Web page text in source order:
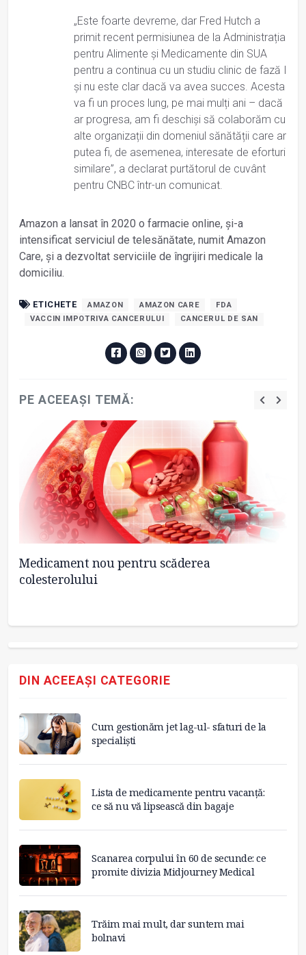
„Este foarte devreme, dar Fred Hutch a
primit recent permisiunea de la Administrația
pentru Alimente și Medicamente din SUA
pentru a continua cu un studiu clinic de fază I
și nu este clar dacă va avea succes. Acesta
va fi un proces lung, pe mai mulți ani – dacă
ar progresa, am fi deschiși să colaborăm cu
alte organizații din domeniul sănătății care ar
putea fi, de asemenea, interesate de eforturi
similare”, a declarat purtătorul de cuvânt
pentru CNBC într-un comunicat.
Amazon a lansat în 2020 o farmacie online, și-a
intensificat serviciul de telesănătate, numit Amazon
Care, și a dezvoltat serviciile de îngrijiri medicale la
domiciliu.
ETICHETE AMAZON AMAZON CARE
FDA
VACCIN IMPOTRIVA CANCERULUI
CANCERUL DE SAN
PE ACEEAȘI TEMĂ:
Medicament nou pentru scăderea
colesterolului
DIN ACEEAȘI CATEGORIE
Cum gestionăm jet lag-ul- sfaturi de la
specialiști
Lista de medicamente pentru vacanță:
ce să nu vă lipsească din bagaje
Scanarea corpului în 60 de secunde: ce
promite divizia Midjourney Medical
Trăim mai mult, dar suntem mai
bolnavi